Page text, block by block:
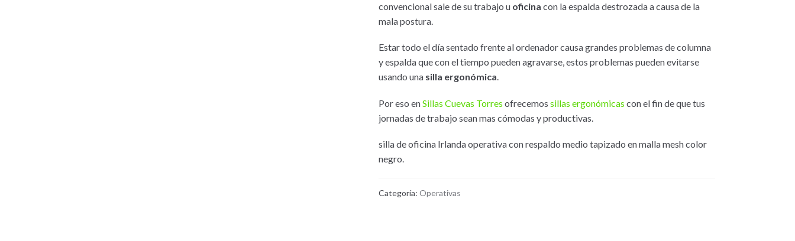
convencional sale de su trabajo u oficina con la espalda destrozada a causa de la
mala postura.
Estar todo el día sentado frente al ordenador causa grandes problemas de columna
y espalda que con el tiempo pueden agravarse, estos problemas pueden evitarse
usando una silla ergonómica.
Por eso enSillas Cuevas Torres ofrecemossillas ergonómicas con el fin de que tus
jornadas de trabajo sean mas cómodas y productivas.
silla de oficina Irlanda operativa con respaldo medio tapizado en malla mesh color
negro.
Categoría:Operativas